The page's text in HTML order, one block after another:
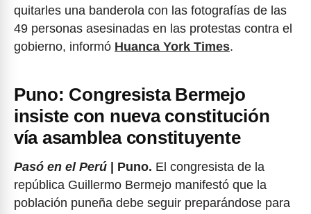
quitarles una banderola con las fotografías de las
49 personas asesinadas en las protestas contra el
gobierno, informó Huanca York Times.
Puno: Congresista Bermejo
insiste con nueva constitución
vía asamblea constituyente
Pasó en el Perú | Puno. El congresista de la
república Guillermo Bermejo manifestó que la
población puneña debe seguir preparándose para